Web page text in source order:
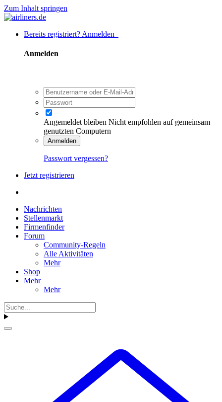
Zum Inhalt springen
Bereits registriert? Anmelden
Anmelden
Angemeldet bleiben Nicht empfohlen auf gemeinsam
genutzten Computern
Anmelden
Passwort vergessen?
Jetzt registrieren
Nachrichten
Stellenmarkt
Firmenfinder
Forum
Community-Regeln
Alle Aktivitäten
Mehr
Shop
Mehr
Mehr